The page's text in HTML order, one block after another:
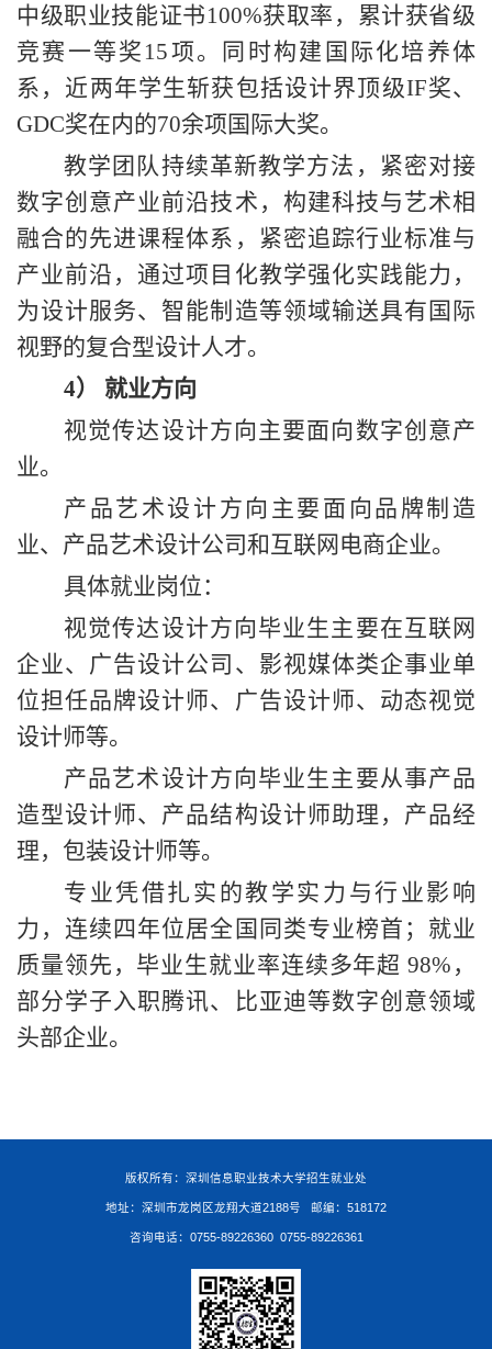
中级职业技能证书100%获取率，累计获省级
竞赛一等奖15项。同时构建国际化培养体
系，近两年学生斩获包括设计界顶级IF奖、
GDC奖在内的70余项国际大奖。
教学团队持续革新教学方法，紧密对接
数字创意产业前沿技术，构建科技与艺术相
融合的先进课程体系 ，
紧密追踪行业标准与
产业前沿，通过项目化教学强化实践能力，
为设计服务、智能制造等领域输送具有国际
视野的复合型设计人才。
4） 就业方向
视觉传达设计方向主要面向数字创意产
业。
产品艺术设计方向主要面向品牌制造
业、产品艺术设计公司和互联网电商企业。
具体就业岗位：
视觉传达设计方向毕业生主要在互联网
企业、广告设计公司、影视媒体类企事业单
位担任品牌设计师、广告设计师、动态视觉
设计师等。
产品艺术设计方向毕业生主要从事产品
造型设计师、产品结构设计师助理，产品经
理，包装设计师等。
专业凭借扎实的教学实力与行业影响
力，连续四年位居全国同类专业榜首；就业
质量领先，毕业生就业率连续多年超 98%，
部分学子入职腾讯、比亚迪等数字创意领域
头部企业。
版权所有：深圳信息职业技术大学招生就业处
地址：深圳市龙岗区龙翔大道2188号 邮编：518172
咨询电话：0755-89226360 0755-89226361